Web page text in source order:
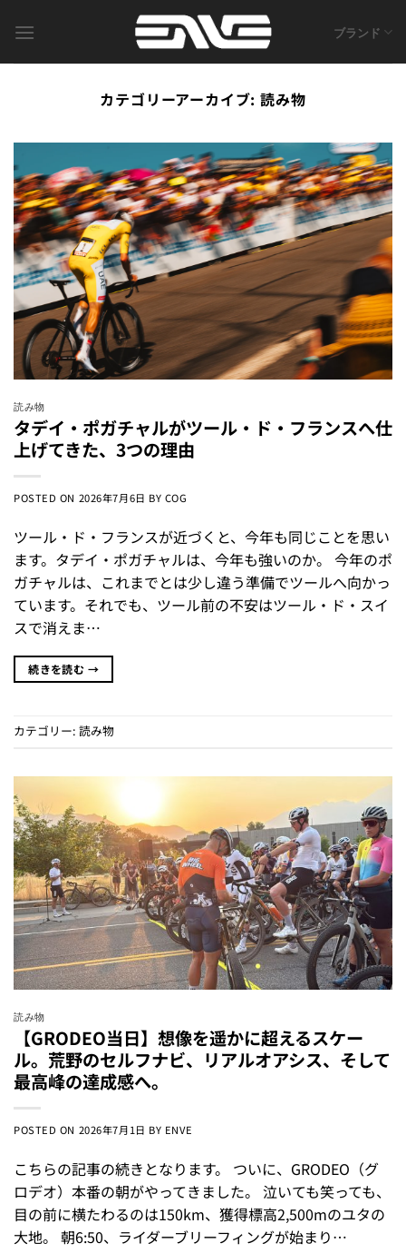
ブランド
カテゴリーアーカイブ:読み物
読み物
タデイ・ポガチャルがツール・ド・フランスへ仕
上げてきた、3つの理由
POSTED ON 2026年7月6日 BY COG
ツール・ド・フランスが近づくと、今年も同じことを思い
ます。タデイ・ポガチャルは、今年も強いのか。 今年のポ
ガチャルは、これまでとは少し違う準備でツールへ向かっ
ています。それでも、ツール前の不安はツール・ド・スイ
スで消えま…
続きを読む →
カテゴリー: 読み物
読み物
【GRODEO当日】想像を遥かに超えるスケー
ル。荒野のセルフナビ、リアルオアシス、そして
最高峰の達成感へ。
POSTED ON 2026年7月1日 BY ENVE
こちらの記事の続きとなります。 ついに、GRODEO（グ
ロデオ）本番の朝がやってきました。 泣いても笑っても、
目の前に横たわるのは150km、獲得標高2,500mのユタの
大地。 朝6:50、ライダーブリーフィングが始まり…